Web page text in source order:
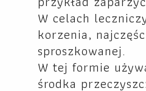
W celach
korzenia,
sproszkowanej.
W tej formie
środka